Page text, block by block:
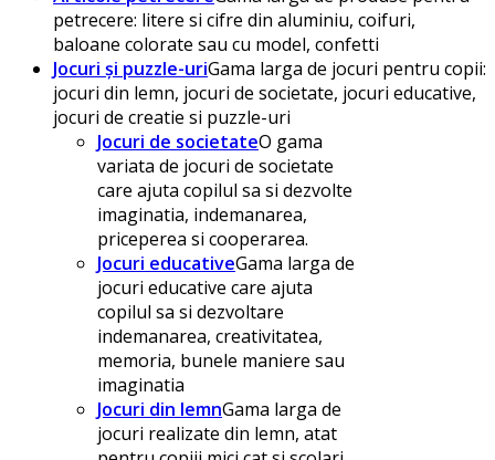
petrecere: litere si cifre din aluminiu, coifuri,
baloane colorate sau cu model, confetti
Jocuri și puzzle-uriGama larga de jocuri pentru copii:
jocuri din lemn, jocuri de societate, jocuri educative,
jocuri de creatie si puzzle-uri
Jocuri de societateO gama
variata de jocuri de societate
care ajuta copilul sa si dezvolte
imaginatia, indemanarea,
priceperea si cooperarea.
Jocuri educativeGama larga de
jocuri educative care ajuta
copilul sa si dezvoltare
indemanarea, creativitatea,
memoria, bunele maniere sau
imaginatia
Jocuri din lemnGama larga de
jocuri realizate din lemn, atat